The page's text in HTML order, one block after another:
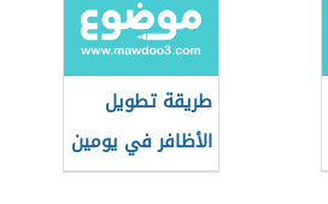
طريقة تطويل
الأظافر في يومين